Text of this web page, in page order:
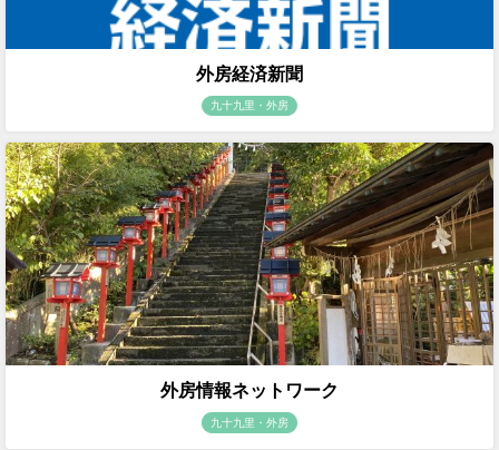
外房経済新聞
九十九里・外房
外房情報ネットワーク
九十九里・外房